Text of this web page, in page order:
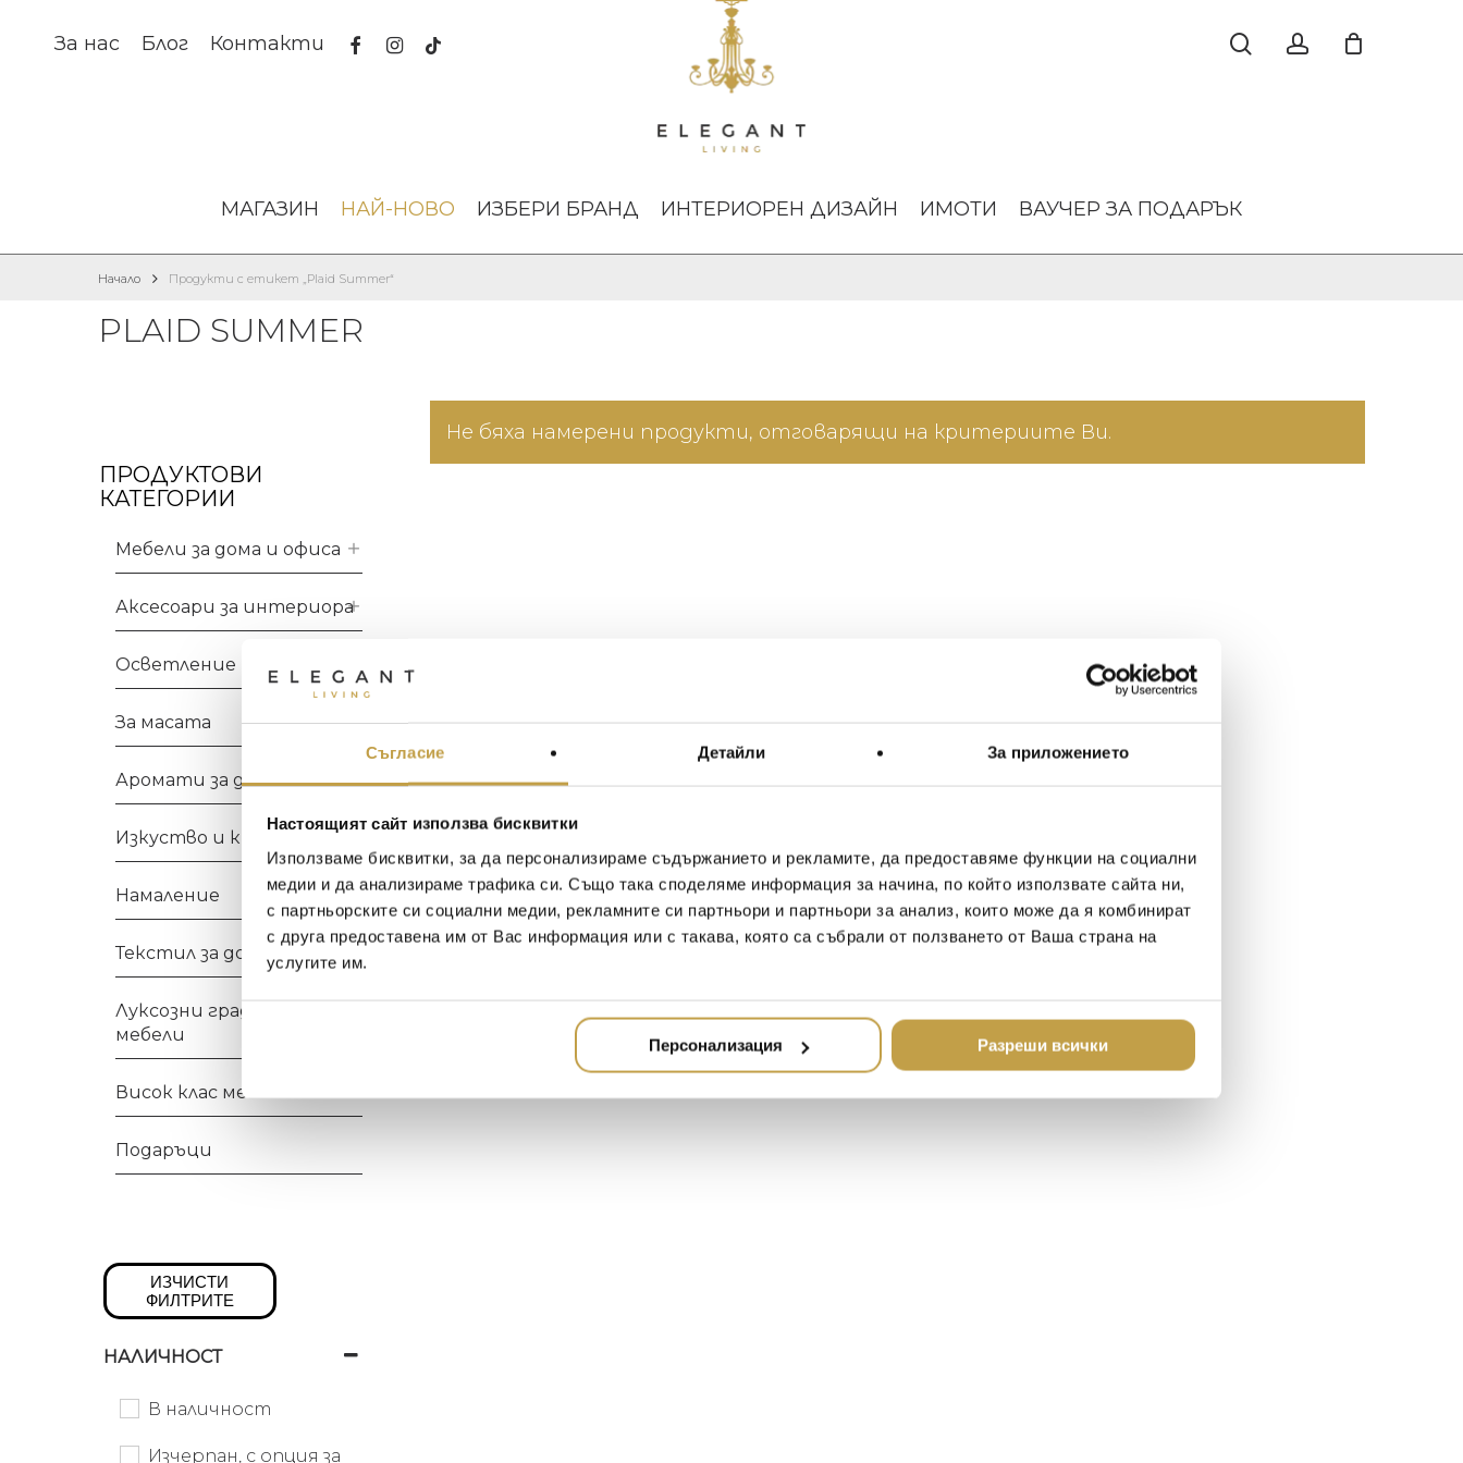
Съгласие Детайли За приложението
Настоящият сайт използва бисквитки
Използваме бисквитки, за да персонализираме съдържанието и рекламите, да предоставяме функции на социални
медии и да анализираме трафика си. Също така споделяме информация за начина, по който използвате сайта ни,
с партньорските си социални медии, рекламните си партньори и партньори за анализ, които може да я комбинират
с друга предоставена им от Вас информация или с такава, която са събрали от ползването от Ваша страна на
услугите им.
Персонализация Разреши всички
За нас Блог Контакти facebookinstagram
tiktok
МАГАЗИН НАЙ-НОВО ИЗБЕРИ БРАНД ИНТЕРИОРЕН ДИЗАЙН ИМОТИ ВАУЧЕР ЗА ПОДАРЪК
PLAID SUMMER
Начало Продукти с етикет „Plaid Summer“
ПРОДУКТОВИ
КАТЕГОРИИ
Мебели за дома и офиса
Аксесоари за интериора
Осветление
За масата
Аромати за дома
Изкуство и книги
Намаление
Текстил за дома
Луксозни градински
мебели
Висок клас мебели
Подаръци
ИЗЧИСТИ
ФИЛТРИТЕ
НАЛИЧНОСТ
В наличност
Изчерпан, с опция за
Не бяха намерени продукти, отговарящи на критериите Ви.